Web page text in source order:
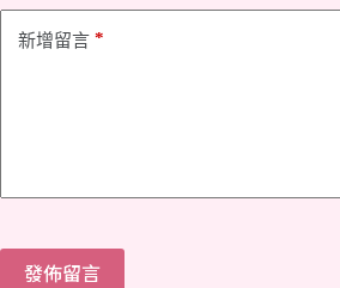
新增留言 *
發佈留言